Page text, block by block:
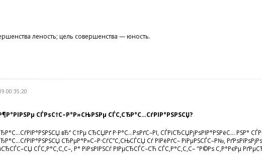
леность; цель совершенства — юность.
00:35:20
СЃРѕС†С–Р°Р»СЊРЅРµ СЃС‚СЂР°С…СѓРІР°РЅРЅСЏ?
вЂ“ С†Рµ СЂСЏРґ Р·Р°С…РѕРґС–РІ, СЃРїСЂСЏРјРѕРІР°РЅРёС… РЅР°
СЂРµР°Р»С–Р·СѓС”С‚СЊСЃСЏ Сѓ РІРёРґС– РїРµРЅСЃС–Р№,
СЃС‚Р°С‚С‚С–, Р° РїРѕРІРЅСѓ РІРµСЂСЃС–СЋ СЃС‚Р°С‚С‚С– "Р©Рѕ С‚Р°РєРµ